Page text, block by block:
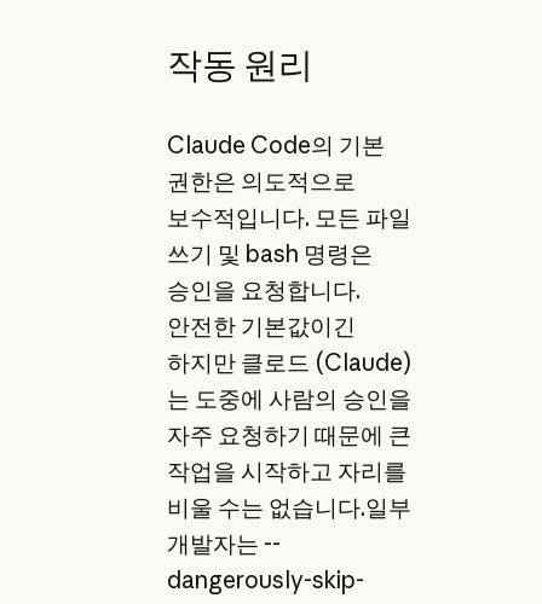
작동 원리
Claude Code의 기본
권한은 의도적으로
보수적입니다. 모든 파일
쓰기 및 bash 명령은
승인을 요청합니다.
안전한 기본값이긴
하지만 클로드 (Claude)
는 도중에 사람의 승인을
자주 요청하기 때문에 큰
작업을 시작하고 자리를
비울 수는 없습니다.일부
개발자는 --
dangerously-skip-